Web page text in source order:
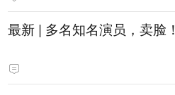
最新 | 多名知名演员，卖脸！